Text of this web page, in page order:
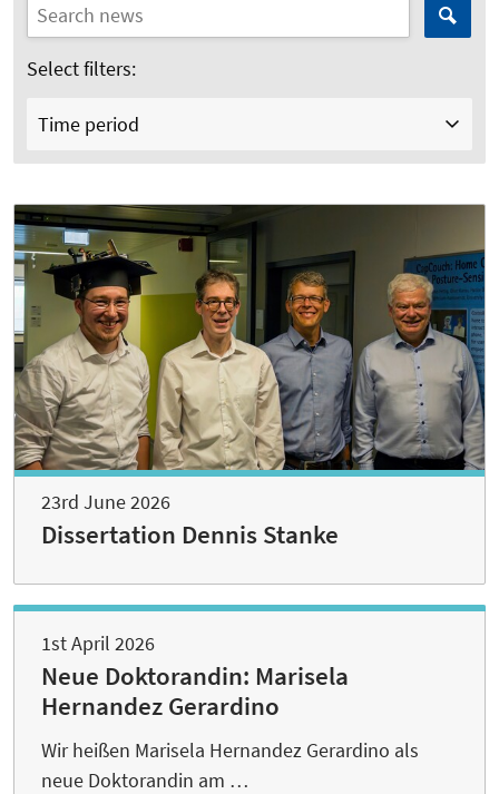
Select filters:
Time period
23rd June 2026
Dissertation Dennis Stanke
1st April 2026
Neue Doktorandin: Marisela
Hernandez Gerardino
Wir heißen Marisela Hernandez Gerardino als
neue Doktorandin am …